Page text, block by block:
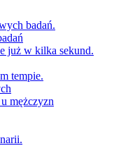
badań.
już w kilka sekund.
tempie.
mężczyzn